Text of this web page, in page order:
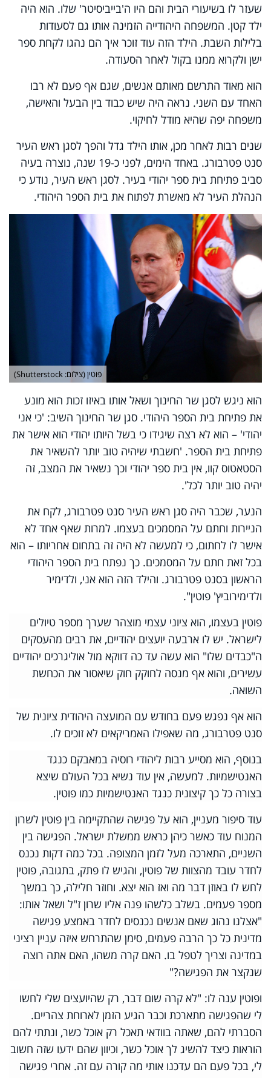
שעזר לו בשיעורי הבית והם היו ה'בייביסיטר' שלו. הוא היה
ילד קטן. המשפחה היהודייה הזמינה אותו גם לסעודות
בלילות השבת. הילד הזה עוד זוכר איך הם נהגו לקחת ספר
ישן ולקרוא ממנו בקול לאחר הסעודה.
הוא מאוד התרשם מאותם אנשים, שגם אף פעם לא רבו
האחד עם השני. נראה היה שיש כבוד בין הבעל והאישה,
משפחה יפה שהיא מודל לחיקוי.
שנים רבות לאחר מכן, אותו הילד גדל והפך לסגן ראש העיר
סנט פטרבורג. באחד הימים, לפני כ-19 שנה, נוצרה בעיה
סביב פתיחת בית ספר יהודי בעיר. לסגן ראש העיר, נודע כי
הנהלת העיר לא מאשרת לפתוח את בית הספר היהודי.
פוטין (צילום: Shutterstock)
הוא ניגש לסגן שר החינוך ושאל אותו באיזו זכות הוא מונע
את פתיחת בית הספר היהודי. סגן שר החינוך השיב: 'כי אני
יהודי' – הוא לא רצה שיגידו כי בשל היותו יהודי הוא אישר את
פתיחת בית הספר. 'חשבתי שיהיה טוב יותר להשאיר את
הסטאטוס קוו, אין בית ספר יהודי וכך נשאיר את המצב, זה
יהיה טוב יותר לכל'.
הנער, שכבר היה סגן ראש העיר סנט פטרבורג, לקח את
הניירות וחתם על המסמכים בעצמו. למרות שאף אחד לא
אישר לו לחתום, כי למעשה לא היה זה בתחום אחריותו – הוא
בכל זאת חתם על המסמכים. כך נפתח בית הספר היהודי
הראשון בסנט פטרבורג. והילד הזה הוא אני, ולדימיר
ולדימירוביץ' פוטין".
פוטין בעצמו, הוא ציוני עצמי מוצהר שערך מספר טיולים
לישראל. יש לו ארבעה יועצים יהודיים, את רבים מהעסקים
ה"כבדים שלו" הוא עשה עד כה דווקא מול אוליגרכים יהודיים
עשירים, והוא אף מנסה לחוקק חוק שיאסור את הכחשת
השואה.
הוא אף נפגש פעם בחודש עם המועצה היהודית ציונית של
סנט פטרבורג, מה שאפילו האמריקאים לא זוכים לו.
בנוסף, הוא מסייע רבות ליהודי רוסיה במאבקם כנגד
האנטישמיות. למעשה, אין עוד נשיא בכל העולם שיצא
בצורה כל כך קיצונית כנגד האנטישמיות כמו פוטין.
עוד סיפור מעניין, הוא על פגישה שהתקיימה בין פוטין לשרון
המנוח עוד כאשר כיהן כראש ממשלת ישראל. הפגישה בין
השניים, התארכה מעל לזמן המצופה. בכל כמה דקות נכנס
לחדר עובד מהצוות של פוטין, והגיש לו פתק, בתגובה, פוטין
לחש לו באוזן דבר מה ואז הוא יצא. וחוזר חלילה, כך במשך
מספר פעמים. בשלב כלשהו פנה אליו שרון ז"ל ושאל אותו:
"אצלנו נהוג שאם אנשים נכנסים לחדר באמצע פגישה
מדינית כל כך הרבה פעמים, סימן שהתרחש איזה עניין רציני
במדינה וצריך לטפל בו. האם קרה משהו, האם אתה רוצה
שנקצר את הפגישה?"
ופוטין ענה לו: "לא קרה שום דבר, רק שהיועצים שלי לחשו
לי שהפגישה מתארכת וכבר הגיע הזמן לארוחת צהריים.
הסברתי להם, שאתה בוודאי תאכל רק אוכל כשר, ונתתי להם
הוראות כיצד להשיג לך אוכל כשר, וכיוון שהם ידעו שזה חשוב
לי, בכל פעם הם עדכנו אותי מה קורה עם זה. אחרי פגישה